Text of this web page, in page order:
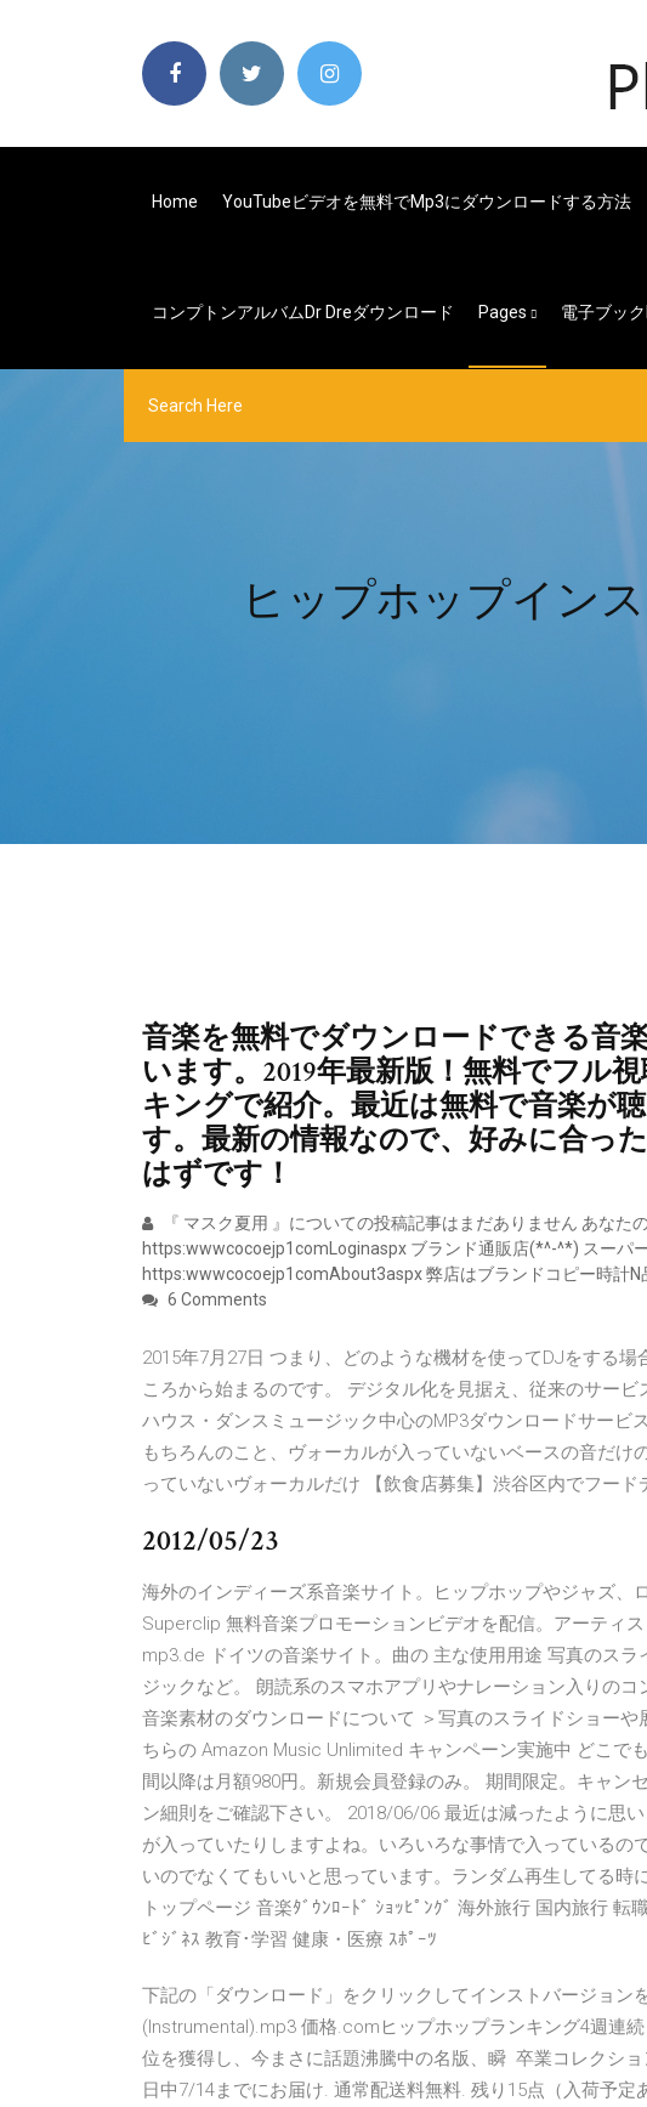
Home YouTubeビデオを無料でmp3にダウンロードする方法
コンプトンアルバムdr Dreダウンロード Pages 電子ブッ
ヒップホップイン
音楽を無料でダウンロードできる音
います。2019年最新版！無料でフル
キングで紹介。最近は無料で音楽が
す。最新の情報なので、好みに合っ
はずです！
『 マスク夏用 』についての投稿記事はまだありません あなた
https:wwwcocoejp1comLoginaspx ブランド通販店(*^-^*) スーパ
https:wwwcocoejp1comAbout3aspx 弊店はブランドコピー時計N
6 Comments
2015年7月27日 つまり、どのような機材を使ってDJをする
ころから始まるのです。 デジタル化を見据え、従来のサー
ハウス・ダンスミュージック中心のMP3ダウンロードサービ
もちろんのこと、ヴォーカルが入っていないベースの音だけ
っていないヴォーカルだけ 【飲食店募集】渋谷区内でフー
2012/05/23
海外のインディーズ系音楽サイト。ヒップホップやジャズ、
Superclip 無料音楽プロモーションビデオを配信。アーティ
mp3.de ドイツの音楽サイト。曲の 主な使用用途 写真のス
ジックなど。 朗読系のスマホアプリやナレーション入りのコ
音楽素材のダウンロードについて ＞写真のスライドショー
ちらの Amazon Music Unlimited キャンペーン実施中 どこで
間以降は月額980円。新規会員登録のみ。 期間限定。キャン
ン細則をご確認下さい。 2018/06/06 最近は減ったように思
が入っていたりしますよね。いろいろな事情で入っているの
いのでなくてもいいと思っています。ランダム再生してる
トップページ 音楽ﾀﾞｳﾝﾛｰﾄﾞ ｼｮｯﾋﾟﾝｸﾞ 海外旅行 国内旅行 転
ﾋﾞｼﾞﾈｽ 教育･学習 健康・医療 ｽﾎﾟｰﾂ
下記の「ダウンロード」をクリックしてインストバージョン
(Instrumental).mp3 価格.comヒップホップランキング4週連
位を獲得し、今まさに話題沸騰中の名版、瞬 卒業コレクシ
日中7/14までにお届け. 通常配送料無料. 残り15点（入荷予